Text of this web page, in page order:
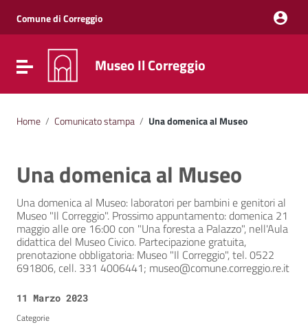
Vai al menu di navigazione
Vai al footer
Comune di Correggio
Attiva / disattiva la navigazione
Museo Il Correggio
Home / Comunicato stampa / Una domenica al Museo
Una domenica al Museo
Una domenica al Museo: laboratori per bambini e genitori al
Museo "Il Correggio". Prossimo appuntamento: domenica 21
maggio alle ore 16:00 con "Una foresta a Palazzo", nell'Aula
didattica del Museo Civico. Partecipazione gratuita,
prenotazione obbligatoria: Museo "Il Correggio", tel. 0522
691806, cell. 331 4006441; museo@comune.correggio.re.it
Data:
11 Marzo 2023
Categorie